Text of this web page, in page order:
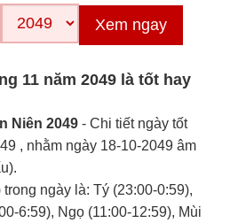
Xem ngay
11 năm 2049 là tốt hay
Niên 2049 - Chi tiết ngày tốt
, nhằm ngày 18-10-2049 âm
ngày là: Tý (23:00-0:59),
6:59), Ngọ (11:00-12:59), Mùi